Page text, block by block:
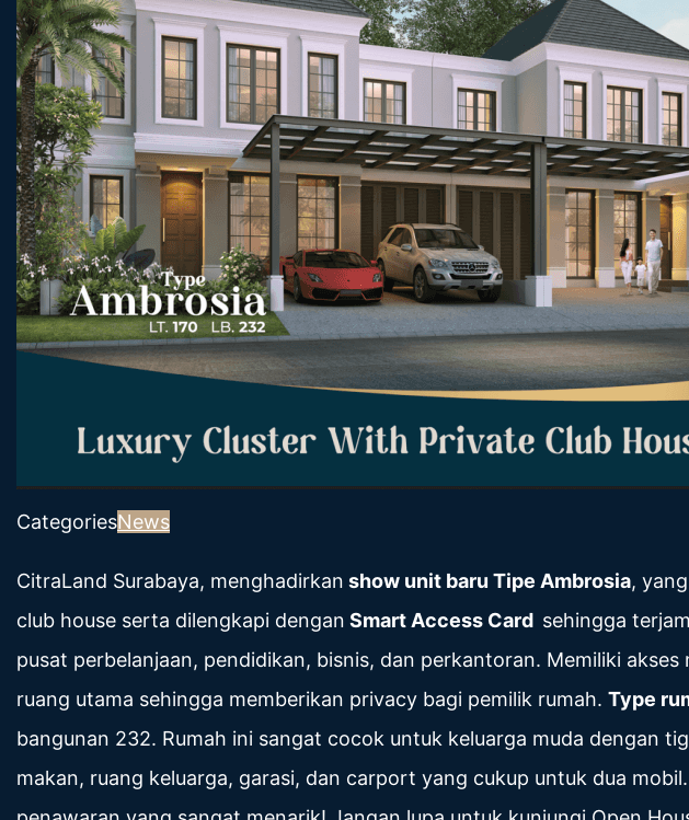
CategoriesNews
CitraLand Surabaya, menghadirkan show unit baru Tipe Ambrosia,
club house serta dilengkapi dengan Smart Access Card sehingga
pusat perbelanjaan, pendidikan, bisnis, dan perkantoran. Memiliki
ruang utama sehingga memberikan privacy bagi pemilik rumah. Type
bangunan 232. Rumah ini sangat cocok untuk keluarga muda dengan
makan, ruang keluarga, garasi, dan carport yang cukup untuk dua